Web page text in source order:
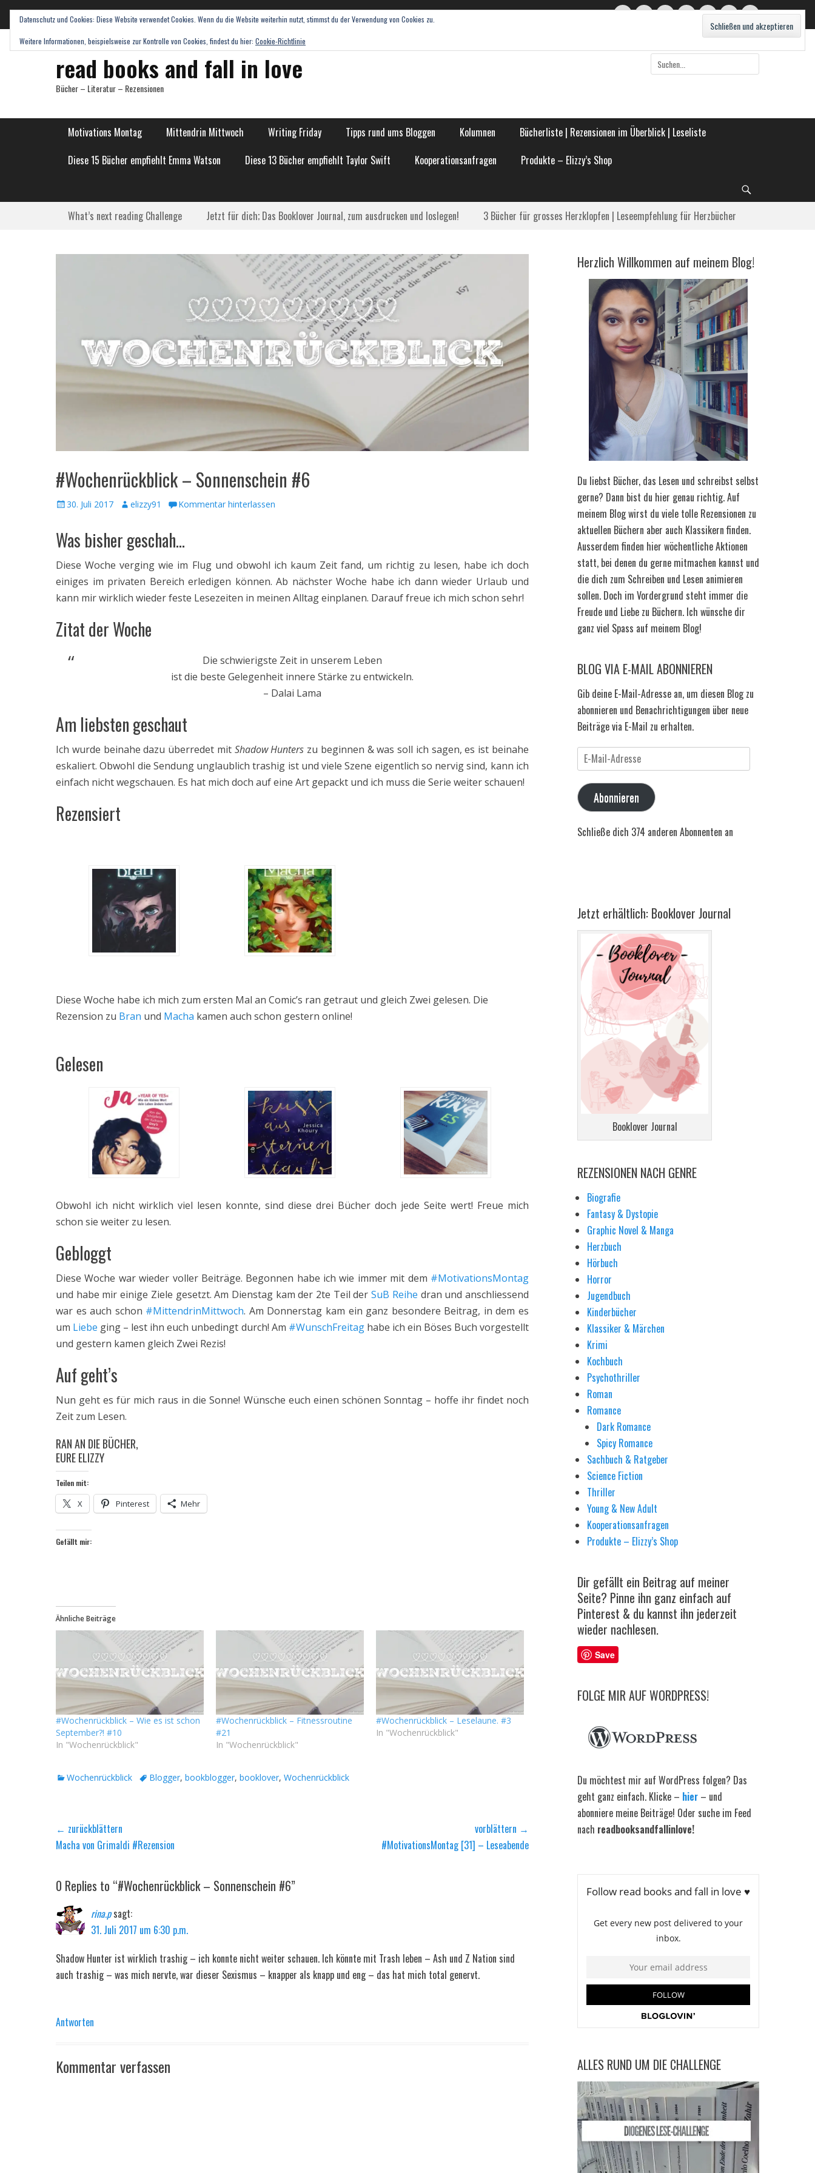
WordPress
PinterestInstagramWebseite
read books and fall in love
Bücher – Literatur – Rezensionen
Suche
nach:
Hauptmenü
Weiter
Inhalt
Motivations Montag Mittendrin Mittwoch Writing Friday Tipps rund ums Bloggen Kolumnen
Bücherliste | Rezensionen im Überblick | Leseliste
Diese 15 Bücher empfiehlt Emma Watson
Diese 13 Bücher empfiehlt Taylor Swift Kooperationsanfragen Produkte – Elizzy’s Shop
Submenü
Weiter
What’s next reading Challenge Jetzt für dich; Das Booklover Journal, zum ausdrucken und loslegen! 3 Bücher für grosses Herzklopfen | Leseempfehlung für Herzbücher
#Wochenrückblick – Sonnenschein #6
Veröffentlicht
30. Juli 2017 Autorelizzy91 Kommentar hinterlassen
Was bisher geschah…
Diese Woche verging wie im Flug und obwohl ich kaum Zeit fand, um richtig zu lesen, habe ich doch
einiges im privaten Bereich erledigen können. Ab nächster Woche habe ich dann wieder Urlaub und
kann mir wirklich wieder feste Lesezeiten in meinen Alltag einplanen. Darauf freue ich mich schon sehr!
Zitat der Woche
Die schwierigste Zeit in unserem Leben
ist die beste Gelegenheit innere Stärke zu entwickeln.
– Dalai Lama
Am liebsten geschaut
Ich wurde beinahe dazu überredet mit Shadow Hunters zu beginnen & was soll ich sagen, es ist beinahe
eskaliert. Obwohl die Sendung unglaublich trashig ist und viele Szene eigentlich so nervig sind, kann ich
einfach nicht wegschauen. Es hat mich doch auf eine Art gepackt und ich muss die Serie weiter schauen!
Rezensiert
Diese Woche habe ich mich zum ersten Mal an Comic’s ran getraut und gleich Zwei gelesen. Die
Rezension zu Bran und Macha kamen auch schon gestern online!
Gelesen
Obwohl ich nicht wirklich viel lesen konnte, sind diese drei Bücher doch jede Seite wert! Freue mich
schon sie weiter zu lesen.
Gebloggt
Diese Woche war wieder voller Beiträge. Begonnen habe ich wie immer mit dem #MotivationsMontag
und habe mir einige Ziele gesetzt. Am Dienstag kam der 2te Teil derSuB Reihe dran und anschliessend
war es auch schon #MittendrinMittwoch. Am Donnerstag kam ein ganz besondere Beitrag, in dem es
um Liebe ging – lest ihn euch unbedingt durch! Am #WunschFreitaghabe ich ein Böses Buch vorgestellt
und gestern kamen gleich Zwei Rezis!
Auf geht’s
Nun geht es für mich raus in die Sonne! Wünsche euch einen schönen Sonntag – hoffe ihr findet noch
Zeit zum Lesen.
RAN AN DIE BÜCHER,
EURE ELIZZY
Teilen mit:
X Pinterest Mehr
Gefällt mir:
Ähnliche Beiträge
#Wochenrückblick – Wie es ist schon
September?! #10
In "Wochenrückblick"
#Wochenrückblick – Fitnessroutine
#21
In "Wochenrückblick"
#Wochenrückblick – Leselaune. #3
In "Wochenrückblick"
Kategorien
Wochenrückblick TagsBlogger, bookblogger, booklover, Wochenrückblick
Beitragsnavigation
← zurückblättern
Vorheriger
Macha von Grimaldi #Rezension
vorblättern →
#MotivationsMontag [31] – Leseabende
0 Replies to “#Wochenrückblick – Sonnenschein #6”
rina.p sagt:
31. Juli 2017 um 6:30 p.m.
Shadow Hunter ist wirklich trashig – ich konnte nicht weiter schauen. Ich könnte mit Trash leben – Ash und Z Nation sind
auch trashig – was mich nervte, war dieser Sexismus – knapper als knapp und eng – das hat mich total genervt.
Antworten
Kommentar verfassen
Herzlich Willkommen auf meinem Blog!
Du liebst Bücher, das Lesen und schreibst selbst
gerne? Dann bist du hier genau richtig. Auf
meinem Blog wirst du viele tolle Rezensionen zu
aktuellen Büchern aber auch Klassikern finden.
Ausserdem finden hier wöchentliche Aktionen
statt, bei denen du gerne mitmachen kannst und
die dich zum Schreiben und Lesen animieren
sollen. Doch im Vordergrund steht immer die
Freude und Liebe zu Büchern. Ich wünsche dir
ganz viel Spass auf meinem Blog!
BLOG VIA E-MAIL ABONNIEREN
Gib deine E-Mail-Adresse an, um diesen Blog zu
abonnieren und Benachrichtigungen über neue
Beiträge via E-Mail zu erhalten.
Mail-
Adresse
Abonnieren
Schließe dich 374 anderen Abonnenten an
Jetzt erhältlich: Booklover Journal
Booklover Journal
REZENSIONEN NACH GENRE
Biografie
Fantasy & Dystopie
Graphic Novel & Manga
Herzbuch
Hörbuch
Horror
Jugendbuch
Kinderbücher
Klassiker & Märchen
Krimi
Kochbuch
Psychothriller
Roman
Romance
Dark Romance
Spicy Romance
Sachbuch & Ratgeber
Science Fiction
Thriller
Young & New Adult
Kooperationsanfragen
Produkte – Elizzy’s Shop
Dir gefällt ein Beitrag auf meiner
Seite? Pinne ihn ganz einfach auf
Pinterest & du kannst ihn jederzeit
wieder nachlesen.
Save
FOLGE MIR AUF WORDPRESS!
Du möchtest mir auf WordPress folgen? Das
geht ganz einfach. Klicke – hier – und
abonniere meine Beiträge! Oder suche im Feed
nach readbooksandfallinlove!
ALLES RUND UM DIE CHALLENGE
Datenschutz und Cookies: Diese Website verwendet Cookies. Wenn du die Website weiterhin nutzt, stimmst du der Verwendung von Cookies zu.
Weitere Informationen, beispielsweise zur Kontrolle von Cookies, findest du hier: Cookie-Richtlinie